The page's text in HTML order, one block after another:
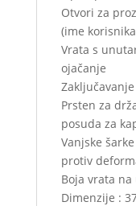
Otvori za
(ime
Vrata s
ojačanje
Prsten za
posuda za
Vanjske
protiv
Boja vrata
Dimenzije :